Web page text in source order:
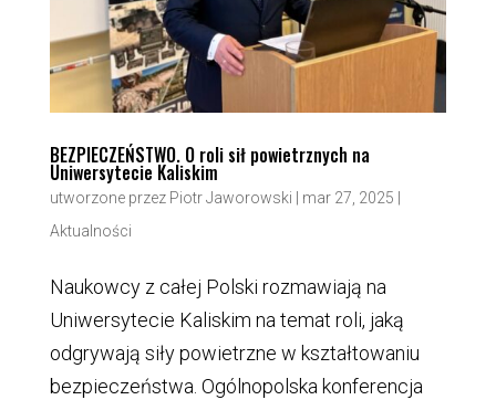
BEZPIECZEŃSTWO. O roli sił powietrznych na
Uniwersytecie Kaliskim
utworzone przez Piotr Jaworowski mar 27, 2025
Aktualności
Naukowcy z całej Polski rozmawiają na
Uniwersytecie Kaliskim na temat roli, jaką
odgrywają siły powietrzne w kształtowaniu
bezpieczeństwa. Ogólnopolska konferencja